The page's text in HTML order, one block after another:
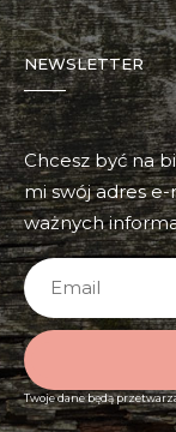
NEWSLETTER
Chcesz być na
mi swój adres
ważnych
Twoje dane będą